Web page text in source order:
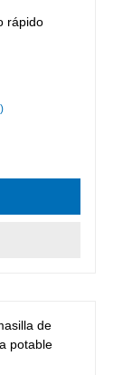
rápido